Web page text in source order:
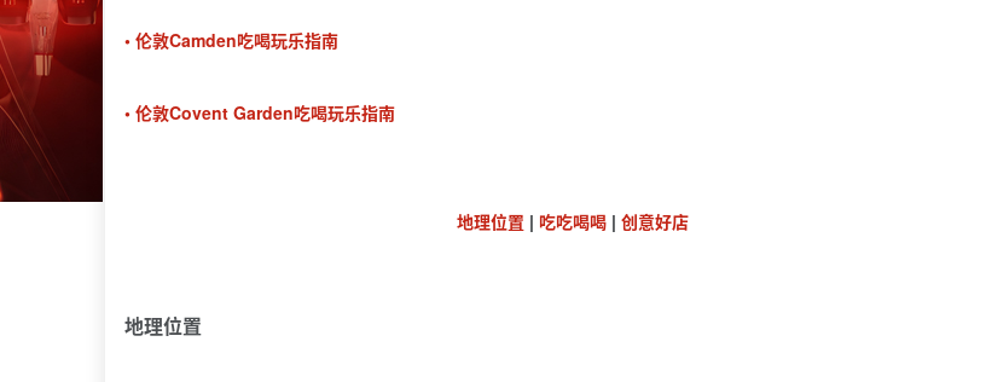
• 伦敦Camden吃喝玩乐指南
• 伦敦Covent Garden吃喝玩乐指南
地理位置 | 吃吃喝喝 |创意好店
地理位置